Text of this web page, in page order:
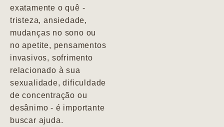
exatamente o quê -
tristeza, ansiedade,
mudanças no sono ou
no apetite, pensamentos
invasivos, sofrimento
relacionado à sua
sexualidade, dificuldade
de concentração ou
desânimo - é importante
buscar ajuda.